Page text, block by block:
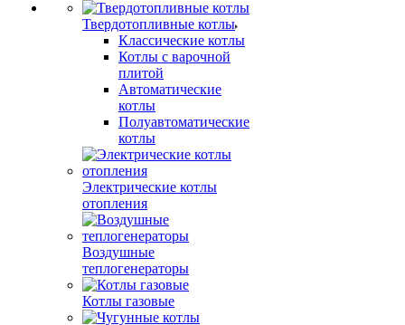
Твердотопливные котлы
Классические котлы
Котлы с варочной
плитой
Автоматические
котлы
Полуавтоматические
котлы
Электрические котлы
отопления
Воздушные
теплогенераторы
Котлы газовые